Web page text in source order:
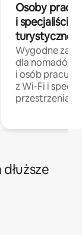
Osoby
i specjaliści z
turystycznej
Wygodne
dla nomadów
i osób
z Wi-Fi i
przestrzenią